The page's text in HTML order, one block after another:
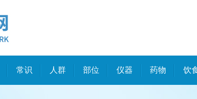
常识 人群 部位 仪器 药物 饮